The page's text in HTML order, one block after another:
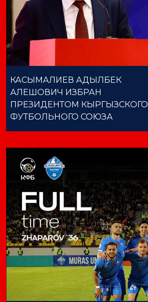
КАСЫМАЛИЕВ АДЫЛБЕК
АЛЕШОВИЧ ИЗБРАН
ПРЕЗИДЕНТОМ КЫРГЫЗСКОГО
ФУТБОЛЬНОГО СОЮЗА